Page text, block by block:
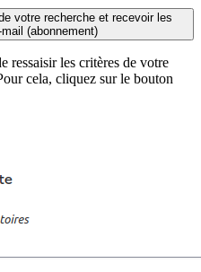
votre recherche et recevoir les
(abonnement)
ressaisir les critères de votre
cela, cliquez sur le bouton